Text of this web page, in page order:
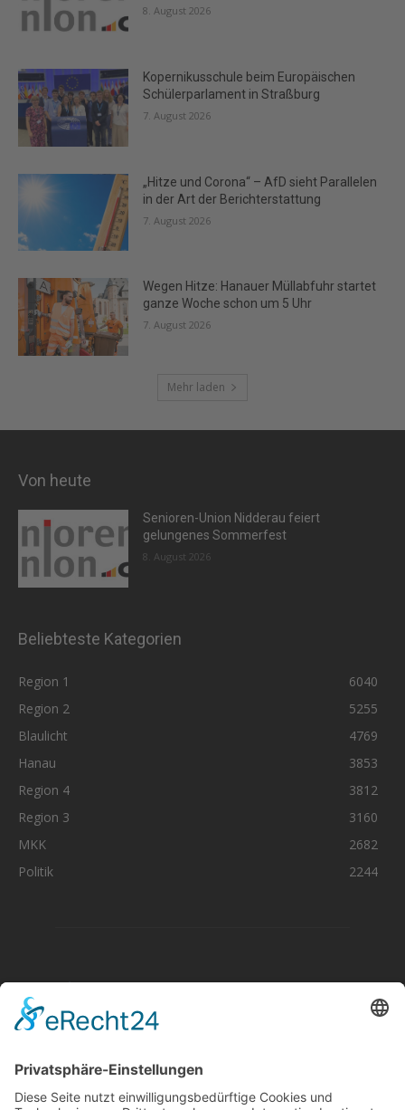
8. August 2026
Kopernikusschule beim Europäischen
Schülerparlament in Straßburg
7. August 2026
„Hitze und Corona“ – AfD sieht Parallelen
in der Art der Berichterstattung
7. August 2026
Wegen Hitze: Hanauer Müllabfuhr startet
ganze Woche schon um 5 Uhr
7. August 2026
Mehr laden
Von heute
Senioren-Union Nidderau feiert
gelungenes Sommerfest
8. August 2026
Beliebteste Kategorien
Region 1
6040
Region 2
5255
Blaulicht
4769
Hanau
3853
Region 4
3812
Region 3
3160
MKK
2682
Politik
2244